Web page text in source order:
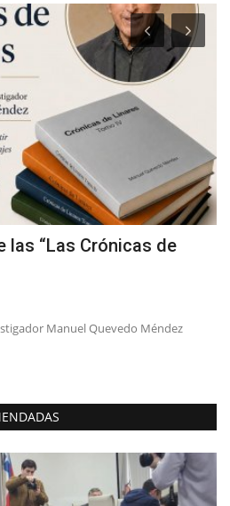
las “Las Crónicas de
Manuel Quevedo Méndez